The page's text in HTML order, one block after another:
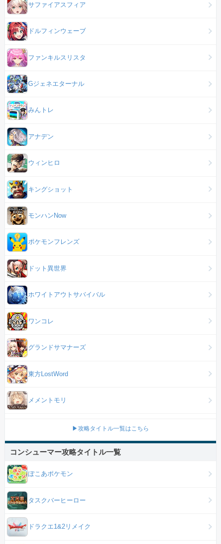
サファイアスフィア
ドルフィンウェーブ
ファンキルスリスタ
Gジェネエターナル
みんトレ
アナデン
ウィンヒロ
キングショット
モンハンNow
ポケモンフレンズ
ドット異世界
ホワイトアウトサバイバル
ワンコレ
グランドサマナーズ
東方LostWord
メメントモリ
▶攻略タイトル一覧はこちら
コンシューマー攻略タイトル一覧
ぽこあポケモン
タスクバーヒーロー
ドラクエ1&2リメイク